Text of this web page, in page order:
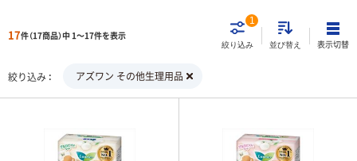
17件（17商品）中 1～17件を表示
絞り込み
1
並び替え 表示切替
絞り込み アズワン その他生理用品